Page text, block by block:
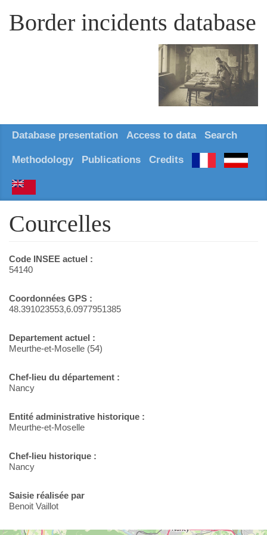
Border incidents database
Database presentation Access to data Search
Methodology Publications Credits
Courcelles
Code INSEE actuel :
54140
Coordonnées GPS :
48.391023553,6.0977951385
Departement actuel :
Meurthe-et-Moselle (54)
Chef-lieu du département :
Nancy
Entité administrative historique :
Meurthe-et-Moselle
Chef-lieu historique :
Nancy
Saisie réalisée par
Benoit Vaillot